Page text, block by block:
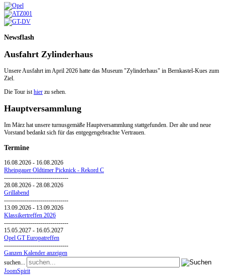
Newsflash
Ausfahrt Zylinderhaus
Unsere Ausfahrt im April 2026 hatte das Museum "Zylinderhaus" in Bernkastel-Kues zum
Ziel.
Die Tour isthier zu sehen.
Hauptversammlung
Im März hat unsere turnusgemäße Hauptversammlung stattgefunden. Der alte und neue
Vorstand bedankt sich für das entgegengebrachte Vertrauen.
Termine
16.08.2026 - 16.08.2026
Rheingauer Oldtimer Picknick - Rekord C
--------------------------------
28.08.2026 - 28.08.2026
Grillabend
--------------------------------
13.09.2026 - 13.09.2026
Klassikertreffen 2026
--------------------------------
15.05.2027 - 16.05.2027
Opel GT Europatreffen
--------------------------------
Ganzen Kalender anzeigen
suchen...
JoomSpirit